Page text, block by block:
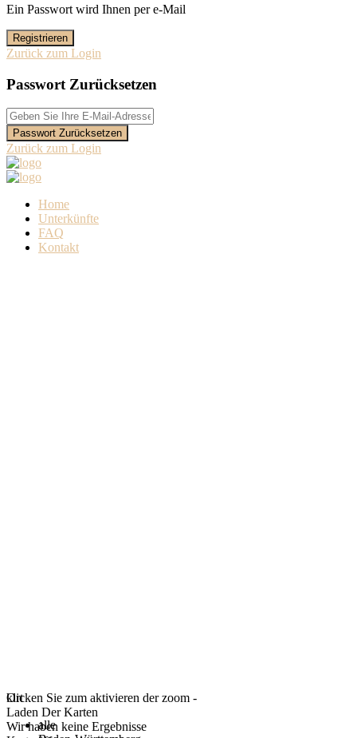
Ein Passwort wird Ihnen per e-Mail
Registrieren
Zurück zum Login
Passwort Zurücksetzen
Passwort Zurücksetzen
Zurück zum Login
Home
Unterkünfte
FAQ
Kontakt
klicken Sie zum aktivieren der zoom -
Laden Der Karten
Wir haben keine Ergebnisse
Ort
alle